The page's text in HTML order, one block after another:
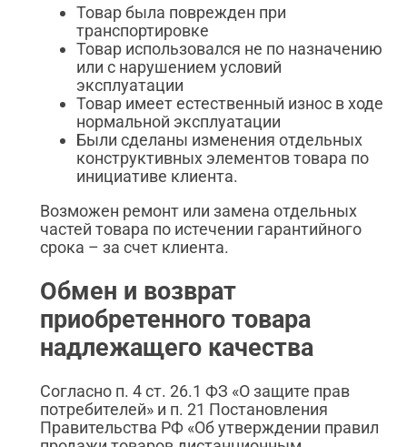
Товар была поврежден при
транспортировке
Товар использовался не по назначению
или с нарушением условий
эксплуатации
Товар имеет естественный износ в ходе
нормальной эксплуатации
Были сделаны изменения отдельных
конструктивных элементов товара по
инициативе клиента.
Возможен ремонт или замена отдельных
частей товара по истечении гарантийного
срока – за счет клиента.
Обмен и возврат
приобретенного товара
надлежащего качества
Согласно п. 4 ст. 26.1 ФЗ «О защите прав
потребителей» и п. 21 Постановления
Правительства РФ «Об утверждении правил